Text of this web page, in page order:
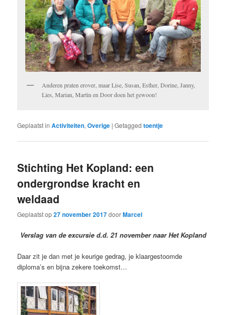
Anderen praten erover, maar Lise, Susan, Esther, Dorine, Janny,
Lies, Marian, Martin en Door doen het gewoon!
Geplaatst in Activiteiten,Overige |Getagged toentje
Stichting Het Kopland: een
ondergrondse kracht en
weldaad
Geplaatst op27 november 2017doorMarcel
Verslag van de excursie d.d. 21 november naar Het Kopland
Daar zit je dan met je keurige gedrag, je klaargestoomde
diploma’s en bijna zekere toekomst…